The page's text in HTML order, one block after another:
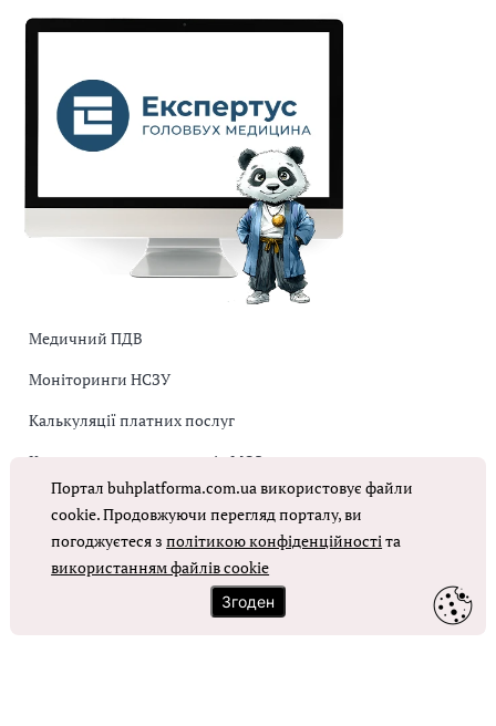
Медичний ПДВ
Моніторинги НСЗУ
Калькуляції платних послуг
Коригувальна накладна від МОЗ
Оплата праці в КНП
ОТРИМАТИ ДОСТУП
Портал buhplatforma.com.ua використовує файли
cookie. Продовжуючи перегляд порталу, ви
погоджуєтеся зполітикою конфіденційностіта
використанням файлів cookie
Згоден